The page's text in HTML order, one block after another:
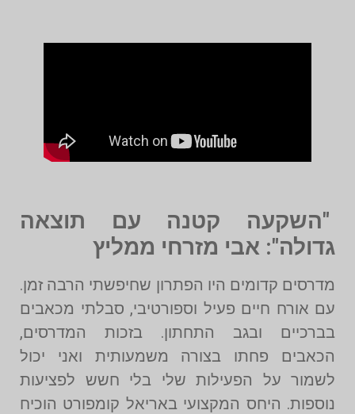
"השקעה קטנה עם תוצאה
גדולה": אבי מזרחי ממליץ
מדרסים קדומים היו הפתרון שחיפשתי הרבה זמן.
עם אורח חיים פעיל וספורטיבי, סבלתי מכאבים
בברכיים ובגב התחתון. בזכות המדרסים,
הכאבים פחתו בצורה משמעותית ואני יכול
לשמור על הפעילות שלי בלי חשש לפציעות
נוספות. היחס המקצועי באריאל קומפורט הוכיח